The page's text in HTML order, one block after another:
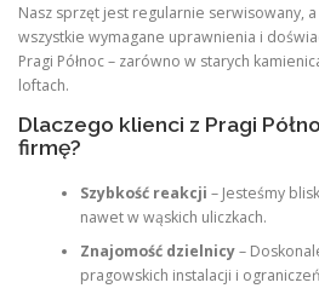
Nasz sprzęt jest regularnie serwisowany,
wszystkie wymagane uprawnienia i
Pragi Północ – zarówno w starych
loftach.
Dlaczego klienci z Pragi
firmę?
Szybkość reakcji – Jesteśmy
nawet w wąskich uliczkach.
Znajomość dzielnicy–
pragowskich instalacji i